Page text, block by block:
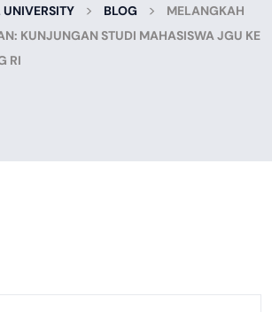
> BLOG >
MELANGKAH
KUNJUNGAN STUDI MAHASISWA JGU KE
RI